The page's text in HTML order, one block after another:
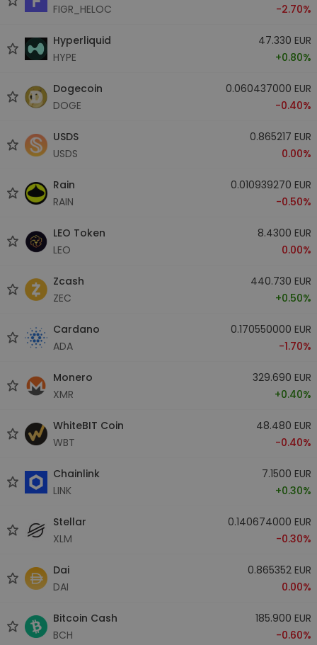
FIGR_HELOC
-2.70%
Hyperliquid
HYPE
47.330 EUR
+0.80%
Dogecoin
DOGE
0.060437000 EUR
-0.40%
USDS
USDS
0.865217 EUR
0.00%
Rain
RAIN
0.010939270 EUR
-0.50%
LEO Token
LEO
8.4300 EUR
0.00%
Zcash
ZEC
440.730 EUR
+0.50%
Cardano
ADA
0.170550000 EUR
-1.70%
Monero
XMR
329.690 EUR
+0.40%
WhiteBIT Coin
WBT
48.480 EUR
-0.40%
Chainlink
LINK
7.1500 EUR
+0.30%
Stellar
XLM
0.140674000 EUR
-0.30%
Dai
DAI
0.865352 EUR
0.00%
Bitcoin Cash
BCH
185.900 EUR
-0.60%